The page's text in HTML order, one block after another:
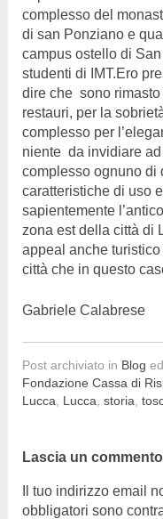
complesso del
di san Ponziano e
campus ostello di
studenti di IMT.Ero
dire che sono
restauri, per la
complesso per
niente da invidiare ad
complesso ognuno di
caratteristiche di uso
sapientemente
zona est della città di
appeal anche
città che in questo
Gabriele Calabrese
Post archiviato in Blog
Fondazione Cassa di
Lucca
Lucca storia
Lascia un commento
Il tuo indirizzo email
obbligatori sono